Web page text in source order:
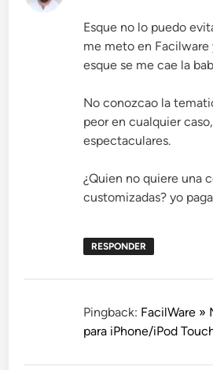
Esque no lo puedo
me meto en Facilware
esque se me cae la
No conozcao la
peor en cualquier
espectaculares.
¿Quien no quiere una
customizadas? yo
RESPONDER
Pingback: FacilWare »
para iPhone/iPod